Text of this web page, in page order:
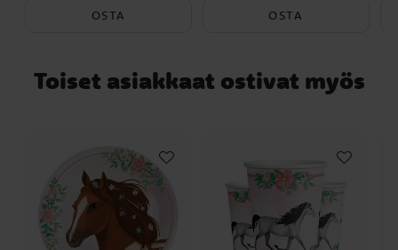
OSTA OSTA
Toiset asiakkaat ostivat myös